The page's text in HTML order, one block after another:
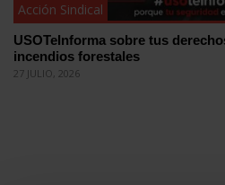
Acción Sindical
USOTeInforma sobre tus
incendios forestales
27 JULIO, 2026